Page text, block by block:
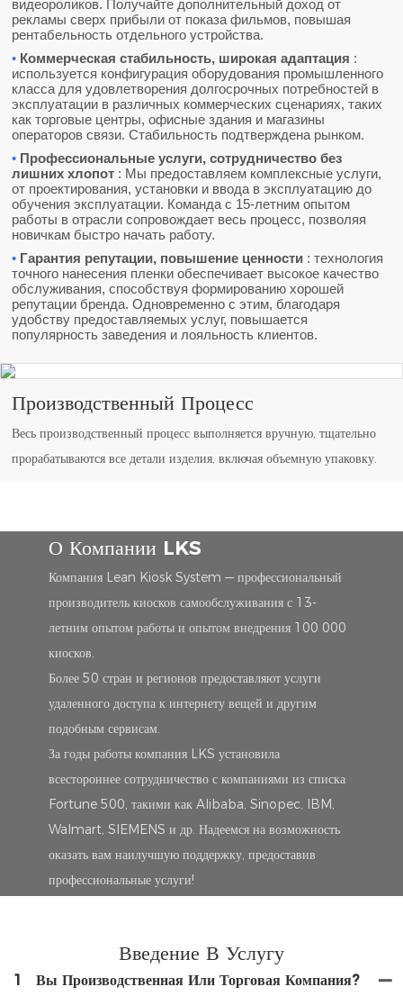
видеороликов. Получайте дополнительный доход от
рекламы сверх прибыли от показа фильмов, повышая
рентабельность отдельного устройства.
• Коммерческая стабильность, широкая адаптация :
используется конфигурация оборудования промышленного
класса для удовлетворения долгосрочных потребностей в
эксплуатации в различных коммерческих сценариях, таких
как торговые центры, офисные здания и магазины
операторов связи. Стабильность подтверждена рынком.
• Профессиональные услуги, сотрудничество без
лишних хлопот : Мы предоставляем комплексные услуги,
от проектирования, установки и ввода в эксплуатацию до
обучения эксплуатации. Команда с 15-летним опытом
работы в отрасли сопровождает весь процесс, позволяя
новичкам быстро начать работу.
• Гарантия репутации, повышение ценности : технология
точного нанесения пленки обеспечивает высокое качество
обслуживания, способствуя формированию хорошей
репутации бренда. Одновременно с этим, благодаря
удобству предоставляемых услуг, повышается
популярность заведения и лояльность клиентов.
Производственный Процесс
Весь производственный процесс выполняется вручную, тщательно
прорабатываются все детали изделия, включая объемную упаковку.
О Компании LKS
Компания Lean Kiosk System — профессиональный
производитель киосков самообслуживания с 13-
летним опытом работы и опытом внедрения 100 000
киосков.
Более 50 стран и регионов предоставляют услуги
удаленного доступа к интернету вещей и другим
подобным сервисам.
За годы работы компания LKS установила
всестороннее сотрудничество с компаниями из списка
Fortune 500, такими как Alibaba, Sinopec, IBM,
Walmart, SIEMENS и др. Надеемся на возможность
оказать вам наилучшую поддержку, предоставив
профессиональные услуги!
Введение В Услугу
1 Вы Производственная Или Торговая Компания?